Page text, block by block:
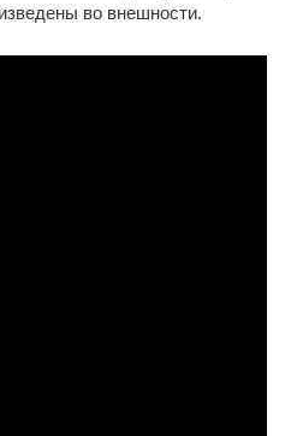
во внешности.